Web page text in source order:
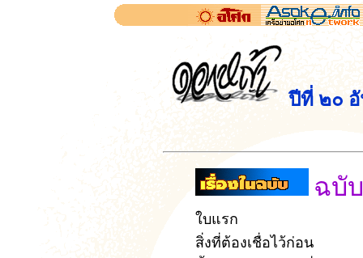
ปีที่ ๒๐
ฉบั
ใบแรก
สิ่งที่ต้องเชื่อไว้ก่อน